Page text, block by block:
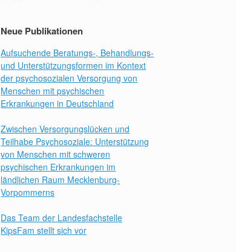
Neue Publikationen
Aufsuchende Beratungs-, Behandlungs-
und Unterstützungsformen im Kontext
der psychosozialen Versorgung von
Menschen mit psychischen
Erkrankungen in Deutschland
Zwischen Versorgungslücken und
Teilhabe Psychosoziale: Unterstützung
von Menschen mit schweren
psychischen Erkrankungen im
ländlichen Raum Mecklenburg-
Vorpommerns
Das Team der Landesfachstelle
KipsFam stellt sich vor